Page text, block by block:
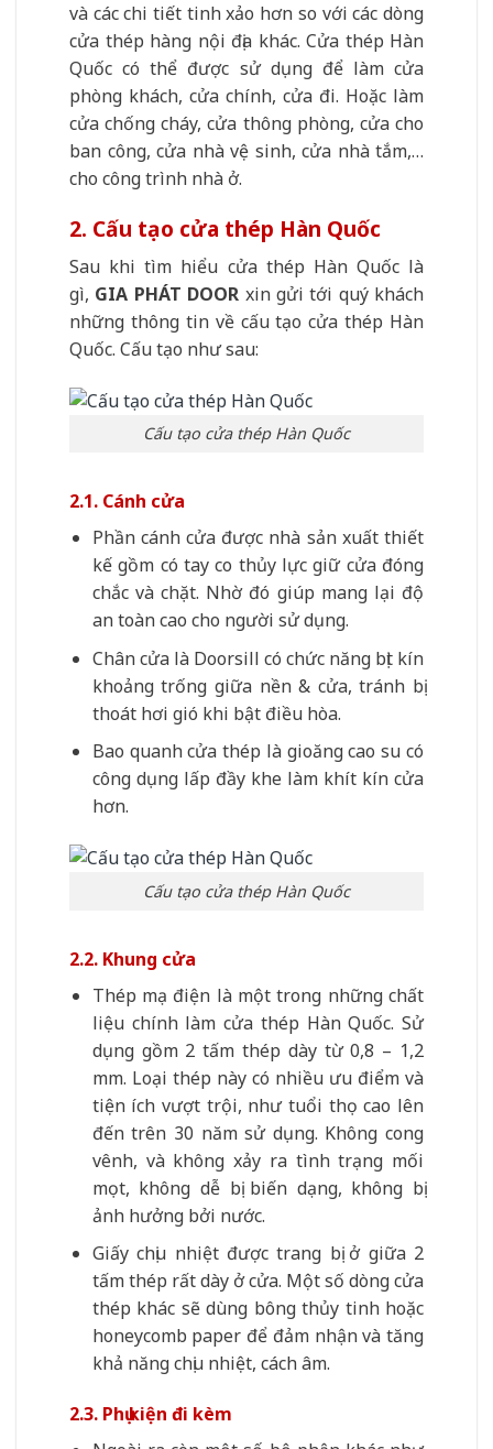
và các chi tiết tinh xảo hơn so với các dòng
cửa thép hàng nội địa khác. Cửa thép Hàn
Quốc có thể được sử dụng để làm cửa
phòng khách, cửa chính, cửa đi. Hoặc làm
cửa chống cháy, cửa thông phòng, cửa cho
ban công, cửa nhà vệ sinh, cửa nhà tắm,…
cho công trình nhà ở.
2. Cấu tạo cửa thép Hàn Quốc
Sau khi tìm hiểu cửa thép Hàn Quốc là
gì, GIA PHÁT DOOR xin gửi tới quý khách
những thông tin về cấu tạo cửa thép Hàn
Quốc. Cấu tạo như sau:
Cấu tạo cửa thép Hàn Quốc
2.1. Cánh cửa
Phần cánh cửa được nhà sản xuất thiết
kế gồm có tay co thủy lực giữ cửa đóng
chắc và chặt. Nhờ đó giúp mang lại độ
an toàn cao cho người sử dụng.
Chân cửa là Doorsill có chức năng bịt kín
khoảng trống giữa nền & cửa, tránh bị
thoát hơi gió khi bật điều hòa.
Bao quanh cửa thép là gioăng cao su có
công dụng lấp đầy khe làm khít kín cửa
hơn.
Cấu tạo cửa thép Hàn Quốc
2.2. Khung cửa
Thép mạ điện là một trong những chất
liệu chính làm cửa thép Hàn Quốc. Sử
dụng gồm 2 tấm thép dày từ 0,8 – 1,2
mm. Loại thép này có nhiều ưu điểm và
tiện ích vượt trội, như tuổi thọ cao lên
đến trên 30 năm sử dụng. Không cong
vênh, và không xảy ra tình trạng mối
mọt, không dễ bị biến dạng, không bị
ảnh hưởng bởi nước.
Giấy chịu nhiệt được trang bị ở giữa 2
tấm thép rất dày ở cửa. Một số dòng cửa
thép khác sẽ dùng bông thủy tinh hoặc
honeycomb paper để đảm nhận và tăng
khả năng chịu nhiệt, cách âm.
2.3. Phụ kiện đi kèm